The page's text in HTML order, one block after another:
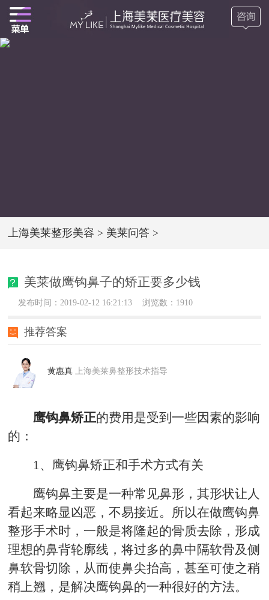
上海美莱整形美容 > 美莱问答 >
美莱做鹰钩鼻子的矫正要多少钱
发布时间：2019-02-12 16:21:13 浏览数：1910
推荐答案
黄惠真 上海美莱鼻整形技术指导
鹰钩鼻矫正的费用是受到一些因素的影响
的：
1、鹰钩鼻矫正和手术方式有关
鹰钩鼻主要是一种常见鼻形，其形状让人
看起来略显凶恶，不易接近。所以在做鹰钩鼻
整形手术时，一般是将隆起的骨质去除，形成
理想的鼻背轮廓线，将过多的鼻中隔软骨及侧
鼻软骨切除，从而使鼻尖抬高，甚至可使之稍
稍上翘，是解决鹰钩鼻的一种很好的方法。